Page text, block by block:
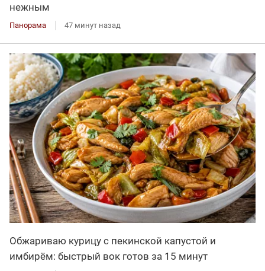
нежным
Панорама 47 минут назад
Обжариваю курицу с пекинской капустой и
имбирём: быстрый вок готов за 15 минут